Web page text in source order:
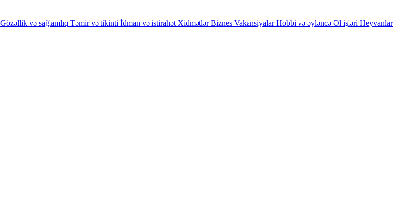
Gözəllik və sağlamlıq Təmir və tikinti İdman və istirahət Xidmətlər Biznes Vakansiyalar Hobbi və əyləncə Əl işləri Heyvanlar